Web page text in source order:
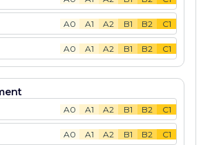
A0 A1 A2 B1 B2 C1
A0 A1 A2 B1 B2 C1
A0 A1 A2 B1 B2 C1
A0 A1 A2 B1 B2 C1